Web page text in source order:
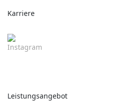
Karriere
Leistungsangebot